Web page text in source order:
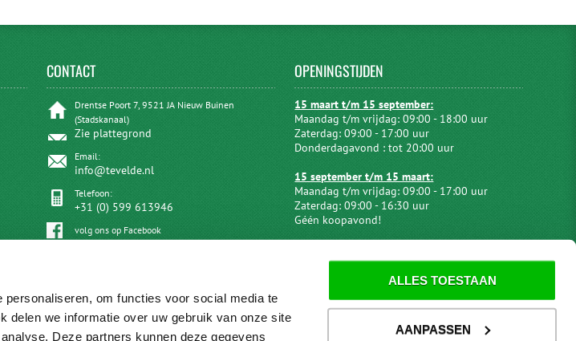
om functies voor social media te
delen we informatie over uw gebruik van onze site
Deze partners kunnen deze gegevens
ALLES TOESTAAN
AANPASSEN
CONTACT
Drentse Poort 7, 9521 JA Nieuw Buinen
(Stadskanaal)
Zie plattegrond
Email:
info@tevelde.nl
Telefoon:
+31 (0) 599 613946
volg ons op Facebook
OPENINGSTIJDEN
15 maart t/m 15 september:
Maandag t/m vrijdag: 09:00 - 18:00 uur
Zaterdag: 09:00 - 17:00 uur
Donderdagavond : tot 20:00 uur
15 september t/m 15 maart:
Maandag t/m vrijdag: 09:00 - 17:00 uur
Zaterdag: 09:00 - 16:30 uur
Géén koopavond!